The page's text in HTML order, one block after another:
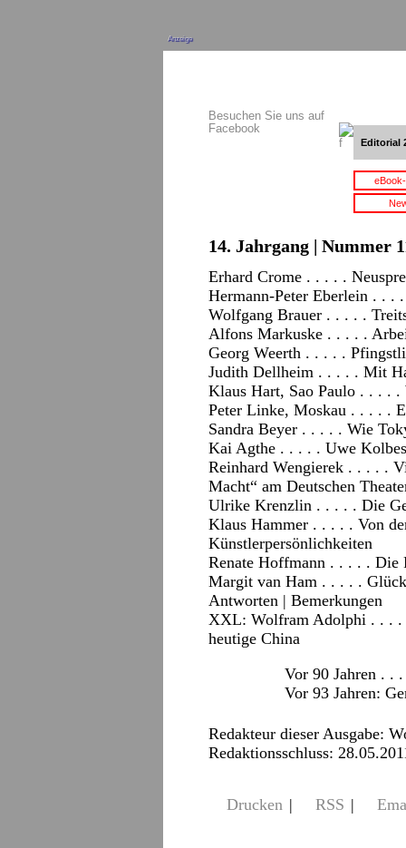
Anzeige
Besuchen Sie uns auf
Facebook
Editorial
14. Jahrgang | Nummer
Erhard Crome . . . . .
Hermann-Peter Eberlein . . .
Wolfgang Brauer . . . . .
Alfons Markuske . . . . .
Georg Weerth . . . . .
Judith Dellheim . . . . . Mit
Klaus Hart, Sao Paulo . . . .
Peter Linke, Moskau . . . . .
Sandra Beyer . . . . . Wie
Kai Agthe . . . . . Uwe
Reinhard Wengierek . . . . .
Macht“ am Deutschen
Ulrike Krenzlin . . . . . Die
Klaus Hammer . . . . . Von
Künstlerpersönlichkeiten
Renate Hoffmann . . . . . Die
Margit van Ham . . . . . Glück
Antworten | Bemerkungen
XXL: Wolfram Adolphi . . . .
heutige China
Vor 90 Jahren . .
Vor 93 Jahren:
Redakteur dieser Ausgabe:
Redaktionsschluss:
Drucken | RSS |